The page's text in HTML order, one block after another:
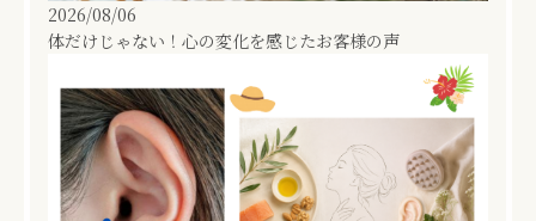
2026/08/06
体だけじゃない！心の変化を感じたお客様の声